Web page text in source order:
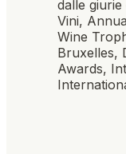
dalle
Vini,
Wine
Bruxelles,
Awards,